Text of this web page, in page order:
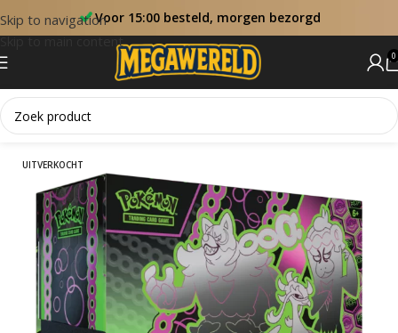
Skip to navigation
Skip to main content
Voor 15:00 besteld, morgen bezorgd
0
Home Elite Trainer Box
UITVERKOCHT